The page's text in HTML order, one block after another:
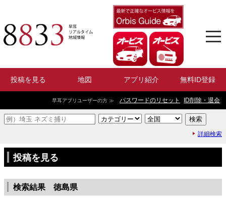
投稿を見る 地図 アプリ紹介 無料ID登録
早耳アプリユーザーの方 ≫ パスワードのリセット ID削除・退会
詳細検索
投稿を見る
検索結果 徳島県